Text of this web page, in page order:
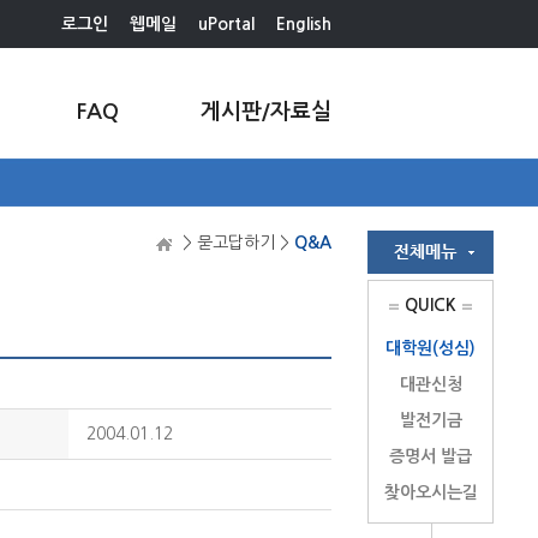
로그인 웹메일 uPortal English
FAQ 게시판/자료실
> 묻고답하기 > Q&A
2004.01.12
QUICK
대학원(성심)
대관신청
발전기금
증명서 발급
찾아오시는길